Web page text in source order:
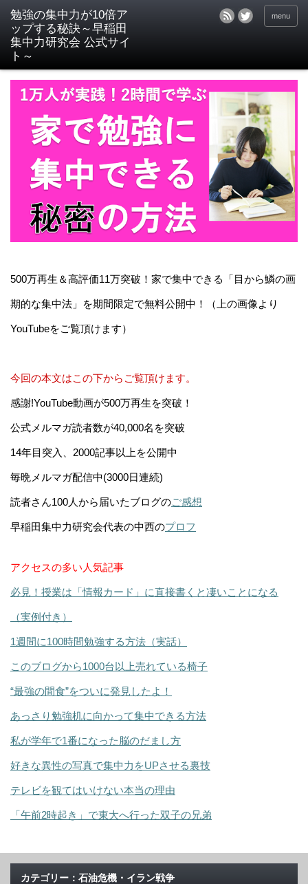
menu
500万再生＆高評価11万突破！家で集中できる「目から鱗の画
期的な集中法」を期間限定で無料公開中！（上の画像より
YouTubeをご覧頂けます）
今回の本文はこの下からご覧頂けます。
感謝!YouTube動画が500万再生を突破！
公式メルマガ読者数が40,000名を突破
14年目突入、2000記事以上を公開中
毎晩メルマガ配信中(3000日連続)
読者さん100人から届いたブログのご感想
早稲田集中力研究会代表の中西のプロフ
アクセスの多い人気記事
必見！授業は「情報カード」に直接書くと凄いことになる
（実例付き）
1週間に100時間勉強する方法（実話）
このブログから1000台以上売れている椅子
“最強の間食”をついに発見したよ！
あっさり勉強机に向かって集中できる方法
私が学年で1番になった脳のだまし方
好きな異性の写真で集中力をUPさせる裏技
テレビを観てはいけない本当の理由
「午前2時起き」で東大へ行った双子の兄弟
カテゴリー：石油危機・イラン戦争